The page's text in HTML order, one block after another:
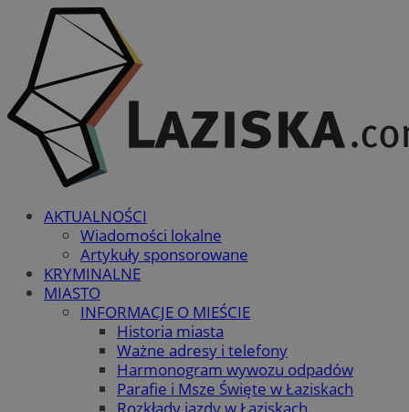
AKTUALNOŚCI
Wiadomości lokalne
Artykuły sponsorowane
KRYMINALNE
MIASTO
INFORMACJE O MIEŚCIE
Historia miasta
Ważne adresy i telefony
Harmonogram wywozu odpadów
Parafie i Msze Święte w Łaziskach